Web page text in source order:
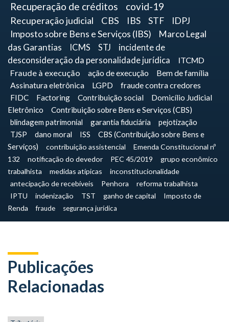
Recuperação de créditos
covid-19
Recuperação judicial CBS IBS STF
IDPJ
Imposto sobre Bens e Serviços (IBS)
Marco Legal
das Garantias
ICMS STJ
incidente de
desconsideração da personalidade jurídica
ITCMD
Fraude à execução
ação de execução
Bem de família
Assinatura eletrônica
LGPD fraude contra credores
FIDC Factoring Contribuição social
Domicílio Judicial
Eletrônico
Contribuição sobre Bens e Serviços (CBS)
blindagem patrimonial
garantia fiduciária
pejotização
TJSP
dano moral ISS
CBS (Contribuição sobre Bens e
Serviços)
contribuição assistencial
Emenda Constitucional nº
132
notificação do devedor PEC 45/2019
grupo econômico
trabalhista
medidas atípicas
inconstitucionalidade
antecipação de recebíveis
Penhora
reforma trabalhista
IPTU
indenização TST ganho de capital
Imposto de
Renda
fraude segurança jurídica
Publicações
Relacionadas